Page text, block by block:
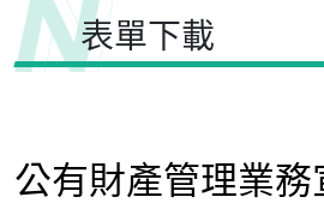
表單下載
公有財產管理業務